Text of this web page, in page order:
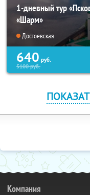
1-дневный тур
«Шарм»
Достоевская
640 руб.
5100руб.
Компания